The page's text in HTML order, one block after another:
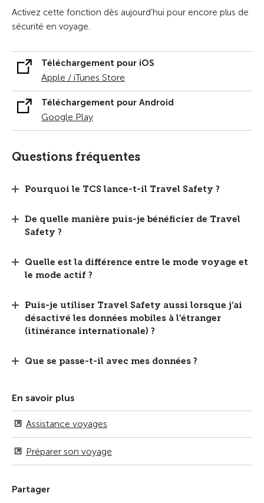
Activez cette fonction dès aujourd’hui pour encore plus de
sécurité en voyage.
Téléchargement pour iOS
Apple / iTunes Store
Téléchargement pour Android
Google Play
Questions fréquentes
Pourquoi le TCS lance-t-il Travel Safety ?
De quelle manière puis-je bénéficier de Travel
Safety ?
Quelle est la différence entre le mode voyage et
le mode actif ?
Puis-je utiliser Travel Safety aussi lorsque j’ai
désactivé les données mobiles à l’étranger
(itinérance internationale) ?
Que se passe-t-il avec mes données ?
En savoir plus
Assistance voyages
Préparer son voyage
Partager